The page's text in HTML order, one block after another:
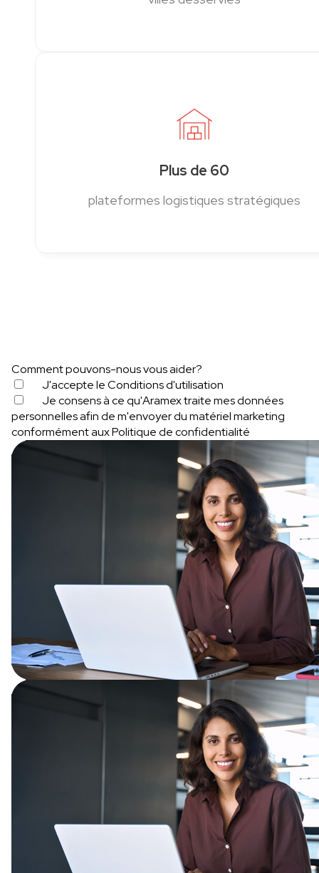
Plus de 60
plateformes logistiques stratégiques
Comment pouvons-nous vous aider?
J'accepte leConditions d'utilisation
Je consens à ce qu'Aramex traite mes données
personnelles afin de m'envoyer du matériel marketing
conformément auxPolitique de confidentialité